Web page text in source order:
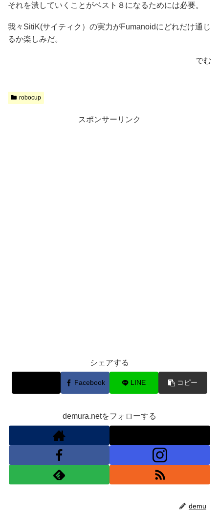
それを潰していくことがベスト８になるためには必要。
我々SitiK(サイティク）の実力がFumanoidにどれだけ通じ
るか楽しみだ。
でむ
robocup
スポンサーリンク
シェアする
Facebook LINE コピー
demura.netをフォローする
demu